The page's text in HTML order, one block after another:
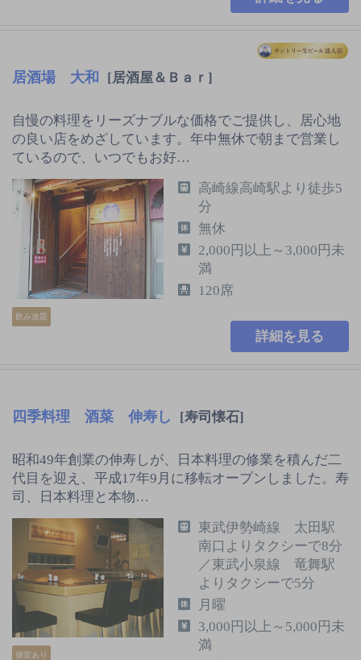
居酒場 大和 [居酒屋＆Ｂａｒ]
自慢の料理をリーズナブルな価格でご提供し、居心地
の良い店をめざしています。年中無休で朝まで営業し
ているので、いつでもお好…
飲み放題
高崎線高崎駅より徒歩5
分
無休
2,000円以上～3,000円未
満
120席
詳細を見る
四季料理 酒菜 伸寿し [寿司懐石]
昭和49年創業の伸寿しが、日本料理の修業を積んだ二
代目を迎え、平成17年9月に移転オープンしました。寿
司、日本料理と本物…
個室あり
東武伊勢崎線 太田駅
南口よりタクシーで8分
／東武小泉線 竜舞駅
よりタクシーで5分
月曜
3,000円以上～5,000円未
満